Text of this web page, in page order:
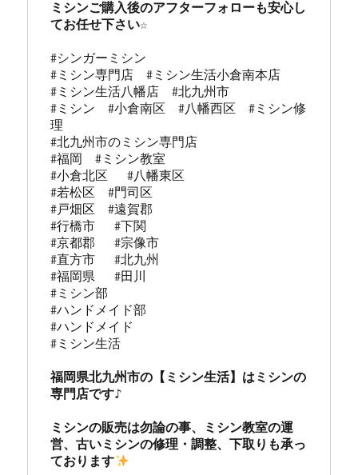
ミシンご購入後のアフターフォローも安心し
てお任せ下さい☆
#シンガーミシン
#ミシン専門店  #ミシン生活小倉南本店
#ミシン生活八幡店  #北九州市
#ミシン  #小倉南区  #八幡西区  #ミシン修
理
#北九州市のミシン専門店
#福岡  #ミシン教室
#小倉北区   #八幡東区
#若松区  #門司区
#戸畑区  #遠賀郡
#行橋市   #下関
#京都郡   #宗像市
#直方市   #北九州
#福岡県   #田川
#ミシン部
#ハンドメイド部
#ハンドメイド
#ミシン生活
福岡県北九州市の【ミシン生活】はミシンの
専門店です♪
ミシンの販売は勿論の事、ミシン教室の運
営、古いミシンの修理・調整、下取りも承っ
ております